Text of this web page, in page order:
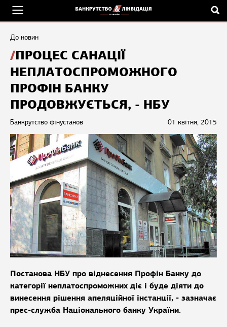
До новин
ПРОЦЕС САНАЦІЇ
НЕПЛАТОСПРОМОЖНОГО
ПРОФІН БАНКУ
ПРОДОВЖУЄТЬСЯ, - НБУ
01 квітня, 2015
Банкрутство фінустанов
Постанова НБУ про віднесення Профін Банку до
категорії неплатоспроможних діє і буде діяти до
винесення рішення апеляційної інстанції, - зазначає
прес-служба Національного банку України.